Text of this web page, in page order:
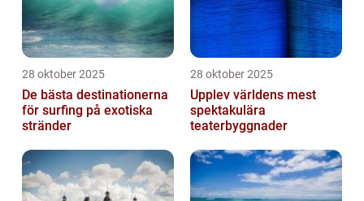
28 oktober 2025
De bästa destinationerna
för surfing på exotiska
stränder
28 oktober 2025
Upplev världens mest
spektakulära
teaterbyggnader